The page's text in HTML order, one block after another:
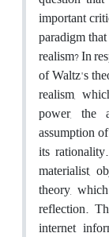
important
paradigm
realism? In
of Waltz's
realism,
power, the
assumption
its
materialist,
theory,
reflection.
internet